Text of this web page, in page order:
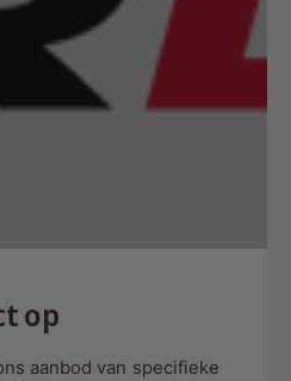
op
aanbod van specifieke